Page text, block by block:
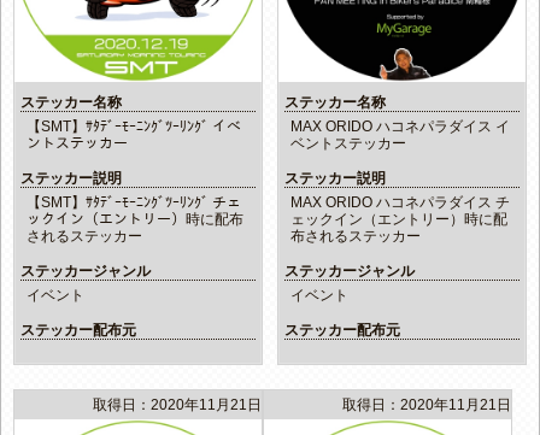
ステッカー名称
【SMT】ｻﾀﾃﾞｰﾓｰﾆﾝｸﾞﾂｰﾘﾝｸﾞ イベ
ントステッカー
ステッカー説明
【SMT】ｻﾀﾃﾞｰﾓｰﾆﾝｸﾞﾂｰﾘﾝｸﾞ チェ
ックイン（エントリー）時に配布
されるステッカー
ステッカージャンル
イベント
ステッカー配布元
ステッカー名称
MAX ORIDO ハコネパラダイス イ
ベントステッカー
ステッカー説明
MAX ORIDO ハコネパラダイス チ
ェックイン（エントリー）時に配
布されるステッカー
ステッカージャンル
イベント
ステッカー配布元
取得日：2020年11月21日 取得日：2020年11月21日